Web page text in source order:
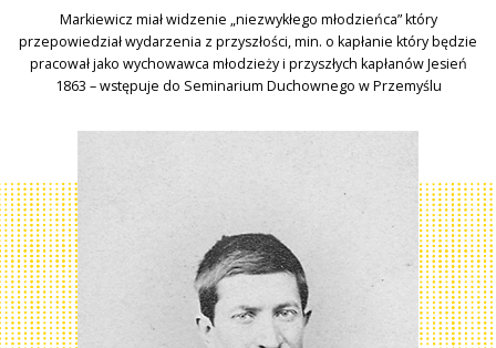
Markiewicz miał widzenie „niezwykłego młodzieńca” który
przepowiedział wydarzenia z przyszłości, min. o kapłanie który będzie
pracował jako wychowawca młodzieży i przyszłych kapłanów Jesień
1863 – wstępuje do Seminarium Duchownego w Przemyślu